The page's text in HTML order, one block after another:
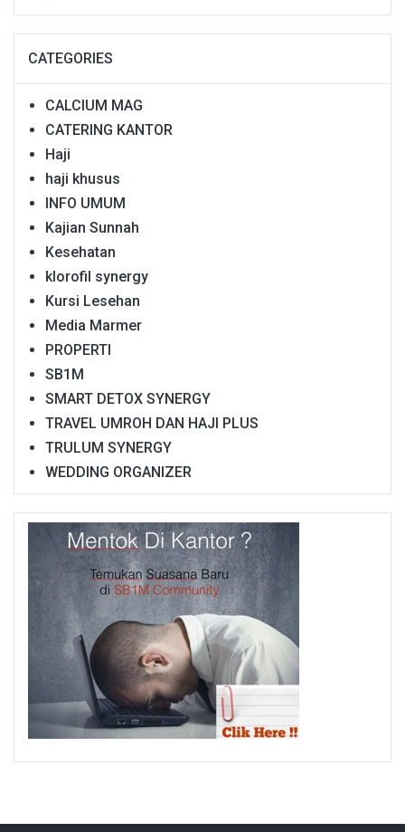
CATEGORIES
CALCIUM MAG
CATERING KANTOR
Haji
haji khusus
INFO UMUM
Kajian Sunnah
Kesehatan
klorofil synergy
Kursi Lesehan
Media Marmer
PROPERTI
SB1M
SMART DETOX SYNERGY
TRAVEL UMROH DAN HAJI PLUS
TRULUM SYNERGY
WEDDING ORGANIZER